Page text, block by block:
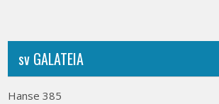
sv GALATEIA
Hanse 385